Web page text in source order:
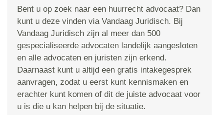
Bent u op zoek naar een huurrecht advocaat? Dan
kunt u deze vinden via Vandaag Juridisch. Bij
Vandaag Juridisch zijn al meer dan 500
gespecialiseerde advocaten landelijk aangesloten
en alle advocaten en juristen zijn erkend.
Daarnaast kunt u altijd een gratis intakegesprek
aanvragen, zodat u eerst kunt kennismaken en
erachter kunt komen of dit de juiste advocaat voor
u is die u kan helpen bij de situatie.